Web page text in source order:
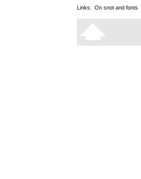
Links: On snot and fonts